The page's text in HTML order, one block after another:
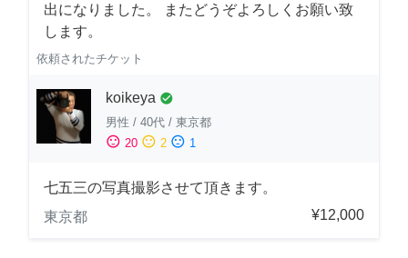
出になりました。 またどうぞよろしくお願い致
します。
依頼されたチケット
koikeya check_circle
男性 / 40代 / 東京都
sentiment_satisfied 20 sentiment_neutral 2 sentiment_dissatisfied 1
七五三の写真撮影させて頂きます。
東京都
¥12,000